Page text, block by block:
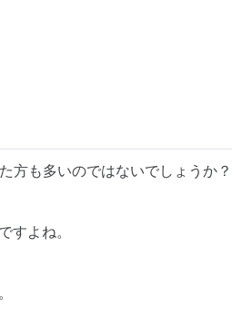
方も多いのではないでしょうか？
すよね。